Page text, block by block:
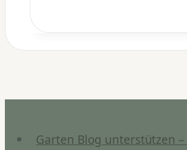
Anleitung
des
Garten Blog unterstützen